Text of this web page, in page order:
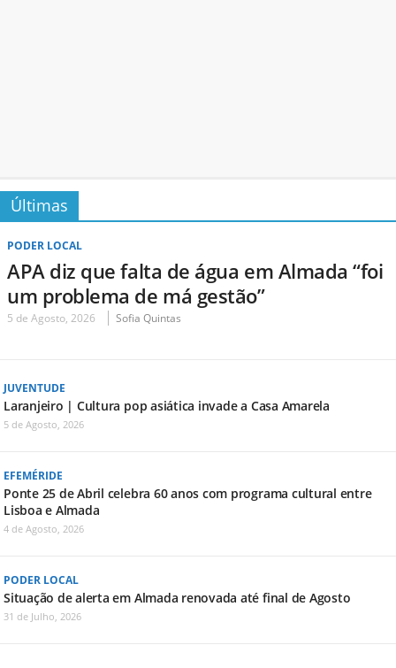
Últimas
PODER LOCAL
APA diz que falta de água em Almada “foi
um problema de má gestão”
5 de Agosto, 2026 Sofia Quintas
JUVENTUDE
Laranjeiro | Cultura pop asiática invade a Casa Amarela
5 de Agosto, 2026
EFEMÉRIDE
Ponte 25 de Abril celebra 60 anos com programa cultural entre
Lisboa e Almada
4 de Agosto, 2026
PODER LOCAL
Situação de alerta em Almada renovada até final de Agosto
31 de Julho, 2026